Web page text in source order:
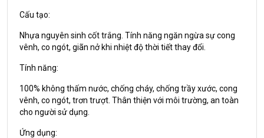
Cấu tạo:
Nhựa nguyên sinh cốt trắng. Tính năng ngăn ngừa sự cong
vênh, co ngót, giãn nở khi nhiệt độ thời tiết thay đổi.
Tính năng:
100% không thấm nước, chống cháy, chống trầy xước, cong
vênh, co ngót, trơn trượt. Thân thiện với môi trường, an toàn
cho người sử dụng.
Ứng dụng: